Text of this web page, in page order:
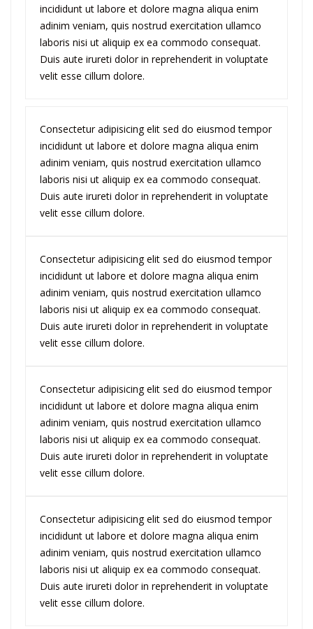
incididunt ut labore et dolore magna aliqua enim
adinim veniam, quis nostrud exercitation ullamco
laboris nisi ut aliquip ex ea commodo consequat.
Duis aute irureti dolor in reprehenderit in voluptate
velit esse cillum dolore.
Consectetur adipisicing elit sed do eiusmod tempor
incididunt ut labore et dolore magna aliqua enim
adinim veniam, quis nostrud exercitation ullamco
laboris nisi ut aliquip ex ea commodo consequat.
Duis aute irureti dolor in reprehenderit in voluptate
velit esse cillum dolore.
Consectetur adipisicing elit sed do eiusmod tempor
incididunt ut labore et dolore magna aliqua enim
adinim veniam, quis nostrud exercitation ullamco
laboris nisi ut aliquip ex ea commodo consequat.
Duis aute irureti dolor in reprehenderit in voluptate
velit esse cillum dolore.
Consectetur adipisicing elit sed do eiusmod tempor
incididunt ut labore et dolore magna aliqua enim
adinim veniam, quis nostrud exercitation ullamco
laboris nisi ut aliquip ex ea commodo consequat.
Duis aute irureti dolor in reprehenderit in voluptate
velit esse cillum dolore.
Consectetur adipisicing elit sed do eiusmod tempor
incididunt ut labore et dolore magna aliqua enim
adinim veniam, quis nostrud exercitation ullamco
laboris nisi ut aliquip ex ea commodo consequat.
Duis aute irureti dolor in reprehenderit in voluptate
velit esse cillum dolore.